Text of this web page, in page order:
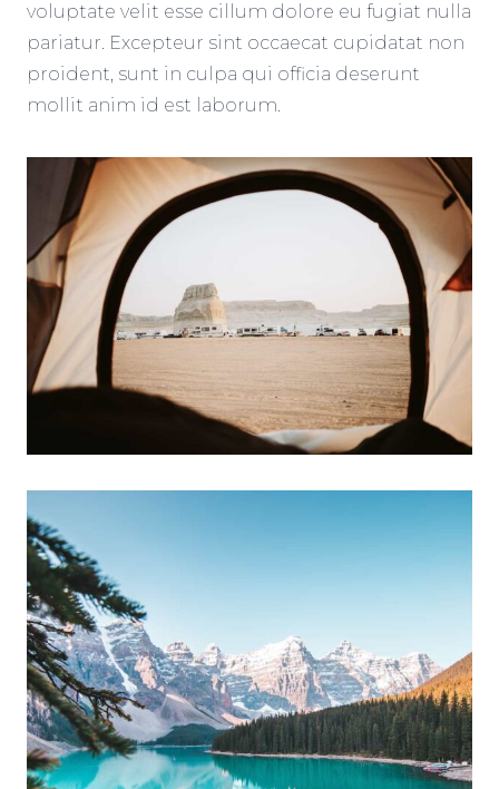
voluptate velit esse cillum dolore eu fugiat nulla
pariatur. Excepteur sint occaecat cupidatat non
proident, sunt in culpa qui officia deserunt
mollit anim id est laborum.